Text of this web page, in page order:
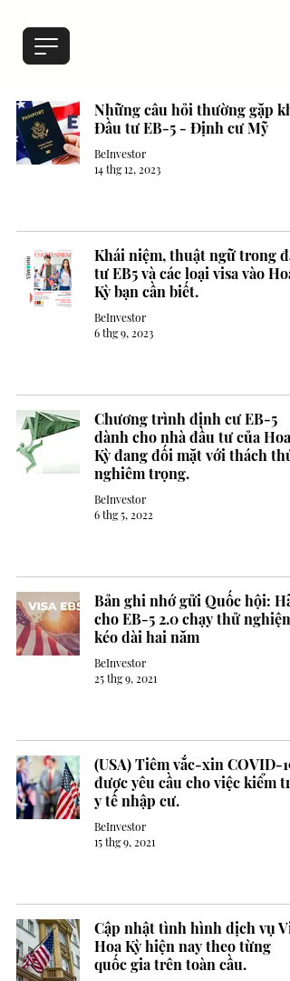
Những câu hỏi thường gặp khi
Đầu tư EB-5 - Định cư Mỹ
BeInvestor
14 thg 12, 2023
Khái niệm, thuật ngữ trong
tư EB5 và các loại visa vào Hoa
Kỳ bạn cần biết.
BeInvestor
6 thg 9, 2023
Chương trình định cư EB-5
dành cho nhà đầu tư của Hoa
Kỳ đang đối mặt với thách
nghiêm trọng.
BeInvestor
6 thg 5, 2022
Bản ghi nhớ gửi Quốc hội:
cho EB-5 2.0 chạy thử nghiệm
kéo dài hai năm
BeInvestor
25 thg 9, 2021
(USA) Tiêm vắc-xin COVID-19
được yêu cầu cho việc kiểm tra
y tế nhập cư.
BeInvestor
15 thg 9, 2021
Cập nhật tình hình dịch vụ
Hoa Kỳ hiện nay theo từng
quốc gia trên toàn cầu.